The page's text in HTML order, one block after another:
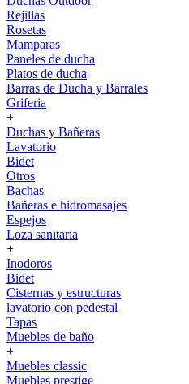
Rejillas
Rosetas
Mamparas
Paneles de ducha
Platos de ducha
Barras de Ducha y Barrales
Griferia
+
Duchas y Bañeras
Lavatorio
Bidet
Otros
Bachas
Bañeras e hidromasajes
Espejos
Loza sanitaria
+
Inodoros
Bidet
Cisternas y estructuras
lavatorio con pedestal
Tapas
Muebles de baño
+
Muebles classic
Muebles prestige